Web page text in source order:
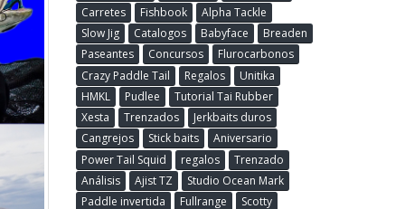
Carretes
Fishbook
Alpha Tackle
Slow Jig
Catalogos Babyface
Breaden
Paseantes
Concursos
Flurocarbonos
Crazy Paddle Tail
Regalos
Unitika
HMKL
Pudlee
Tutorial Tai Rubber
Xesta
Trenzados
Jerkbaits duros
Cangrejos
Stick baits
Aniversario
Power Tail Squid
regalos
Trenzado
Análisis
Ajist TZ
Studio Ocean Mark
Paddle invertida
Fullrange Scotty